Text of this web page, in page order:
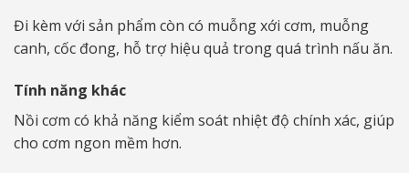
Đi kèm với sản phẩm còn có muỗng xới cơm, muỗng
canh, cốc đong, hỗ trợ hiệu quả trong quá trình nấu ăn.
Tính năng khác
Nồi cơm có khả năng kiểm soát nhiệt độ chính xác, giúp
cho cơm ngon mềm hơn.